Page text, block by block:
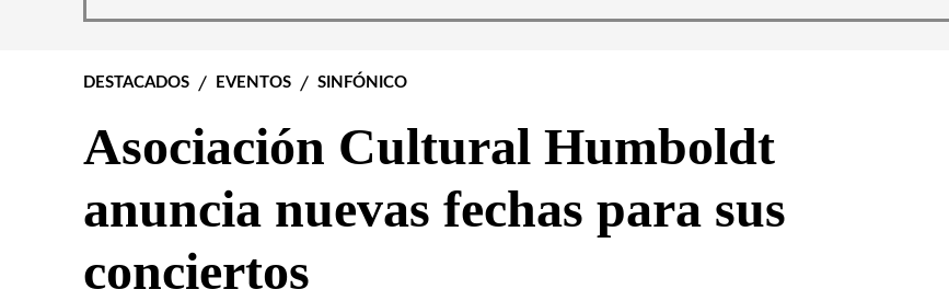
DESTACADOS EVENTOS SINFÓNICO
Asociación Cultural Humboldt
anuncia nuevas fechas para sus
conciertos